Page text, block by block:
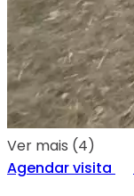
Ver mais (4)
Agendar visita